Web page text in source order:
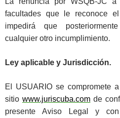
facultades que le reconoce
impedirá que
cualquier otro incumplimiento.
Ley aplicable y Jurisdicción.
El USUARIO se compromete
sitio www.juriscuba.com de
presente Aviso Legal y